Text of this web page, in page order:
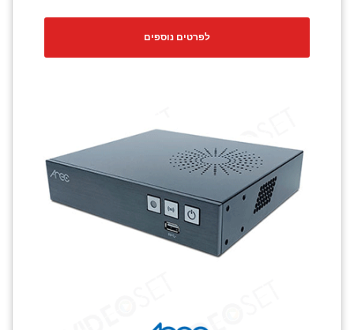
לפרטים נוספים